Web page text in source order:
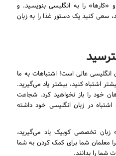
را به انگلیسی بنویسید. و
سعی کنید یک دستور غذا را به زبان
انگلیسی عالی است! اشتباهات به ما
اشتباه کنید، بیشتر یاد می‌گیرید.
خود را باز نخواهید کرد. شجاعت
در زبان انگلیسی خود داشته
زبان تخصصی کوییک یاد می‌گیرید،
معلمان شما برای کمک کردن به شما
شما را بدانند.